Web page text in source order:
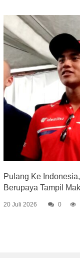
Pulang Ke
Berupaya Tampil
20 Juli 2026 0